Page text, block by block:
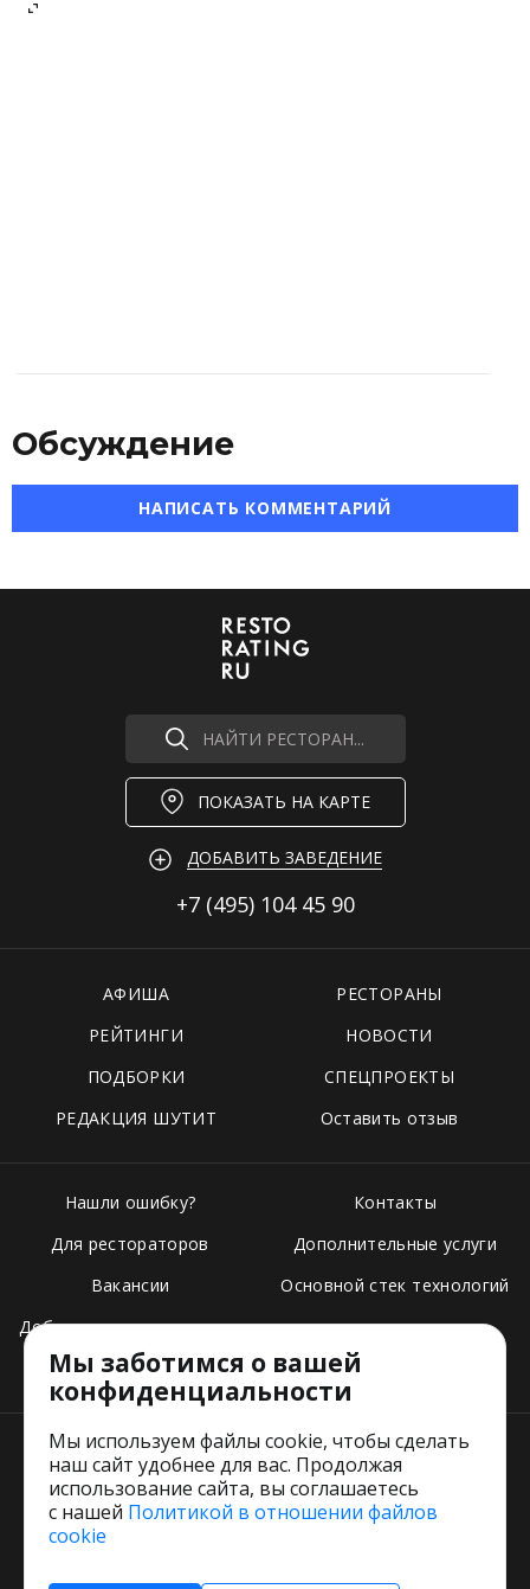
Обсуждение
НАПИСАТЬ КОММЕНТАРИЙ
НАЙТИ РЕСТОРАН...
ПОКАЗАТЬ НА КАРТЕ
ДОБАВИТЬ ЗАВЕДЕНИЕ
+7 (495) 104 45 90
АФИША
РЕСТОРАНЫ
РЕЙТИНГИ
НОВОСТИ
ПОДБОРКИ
СПЕЦПРОЕКТЫ
РЕДАКЦИЯ ШУТИТ
Оставить отзыв
Нашли ошибку?
Для рестораторов
Вакансии
Добавить свое заведение
Тарифы
Контакты
Дополнительные услуги
Основной стек технологий
Пользовательское соглашение
Мы заботимся о вашей
конфиденциальности
Мы используем файлы cookie, чтобы сделать
наш сайт удобнее для вас. Продолжая
использование сайта, вы соглашаетесь
с нашей Политикой в отношении файлов
cookie